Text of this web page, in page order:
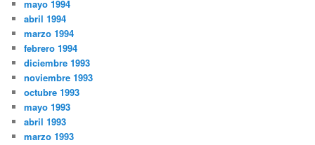
mayo 1994
abril 1994
marzo 1994
febrero 1994
diciembre 1993
noviembre 1993
octubre 1993
mayo 1993
abril 1993
marzo 1993